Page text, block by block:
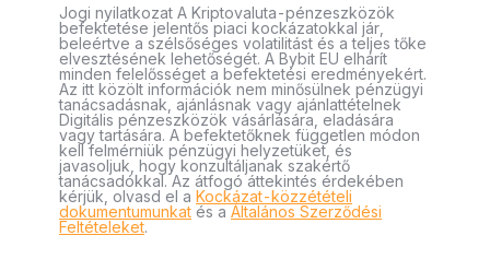
Jogi nyilatkozat A Kriptovaluta-pénzeszközök
befektetése jelentős piaci kockázatokkal jár,
beleértve a szélsőséges volatilitást és a teljes tőke
elvesztésének lehetőségét. A Bybit EU elhárít
minden felelősséget a befektetési eredményekért.
Az itt közölt információk nem minősülnek pénzügyi
tanácsadásnak, ajánlásnak vagy ajánlattételnek
Digitális pénzeszközök vásárlására, eladására
vagy tartására. A befektetőknek független módon
kell felmérniük pénzügyi helyzetüket, és
javasoljuk, hogy konzultáljanak szakértő
tanácsadókkal. Az átfogó áttekintés érdekében
kérjük, olvasd el a Kockázat-közzétételi
dokumentumunkat és a Általános Szerződési
Feltételeket.